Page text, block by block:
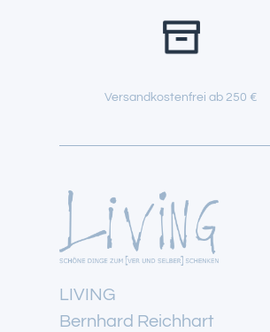
Versandkostenfrei ab 250 €
LIVING
Bernhard Reichhart